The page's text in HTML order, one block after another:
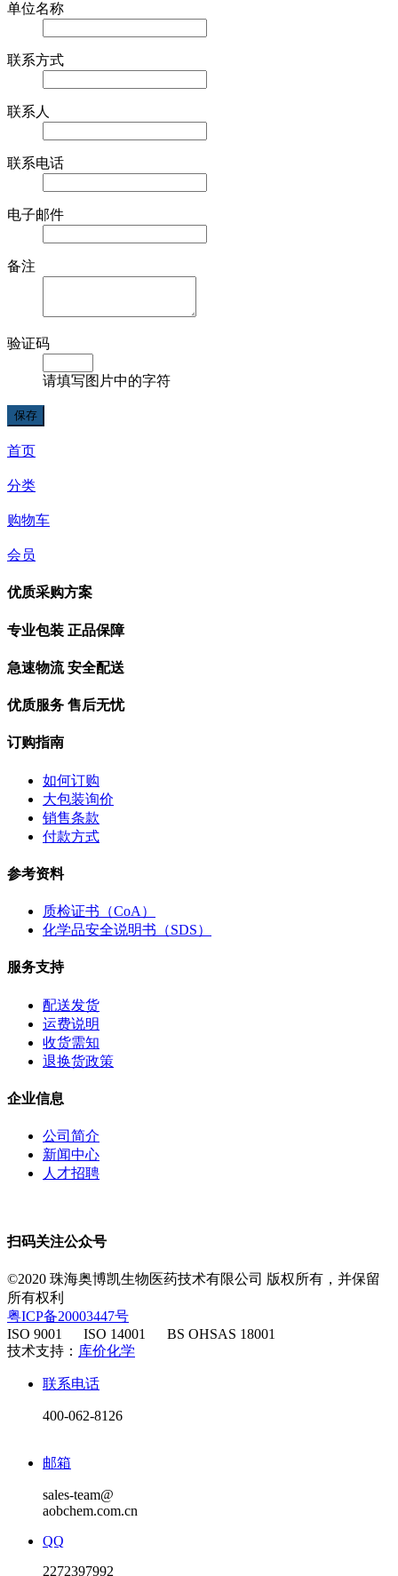
单位名称
联系方式
联系人
联系电话
电子邮件
备注
验证码
请填写图片中的字符
首页
分类
购物车
会员
优质采购方案
专业包装 正品保障
急速物流 安全配送
优质服务 售后无忧
订购指南
如何订购
大包装询价
销售条款
付款方式
参考资料
质检证书（CoA）
化学品安全说明书（SDS）
服务支持
配送发货
运费说明
收货需知
退换货政策
企业信息
公司简介
新闻中心
人才招聘
扫码关注公众号
©2020 珠海奥博凯生物医药技术有限公司 版权所有，并保留
所有权利
粤ICP备20003447号
ISO 9001 ISO 14001 BS OHSAS 18001
​ 技术支持： 库价化学
联系电话
400-062-8126
邮箱
sales-team@
aobchem.com.cn
QQ
2272397992